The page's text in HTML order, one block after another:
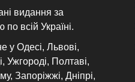
видання за
всій Україні.
у Одесі, Львові,
Ужгороді, Полтаві,
Запоріжжі, Дніпрі,